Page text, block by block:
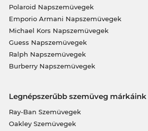
Polaroid Napszemüvegek
Emporio Armani Napszemüvegek
Michael Kors Napszemüvegek
Guess Napszemüvegek
Ralph Napszemüvegek
Burberry Napszemüvegek
Legnépszerűbb szemüveg márkáink
Ray-Ban Szemüvegek
Oakley Szemüvegek